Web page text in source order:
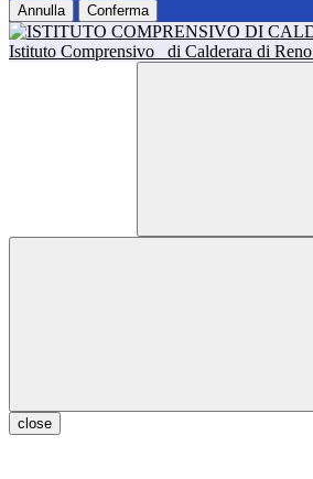
Annulla Conferma
Istituto Comprensivo di Calderara di Reno
close